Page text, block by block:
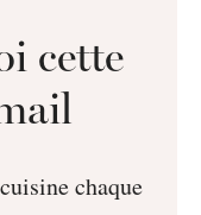
cette
chaque